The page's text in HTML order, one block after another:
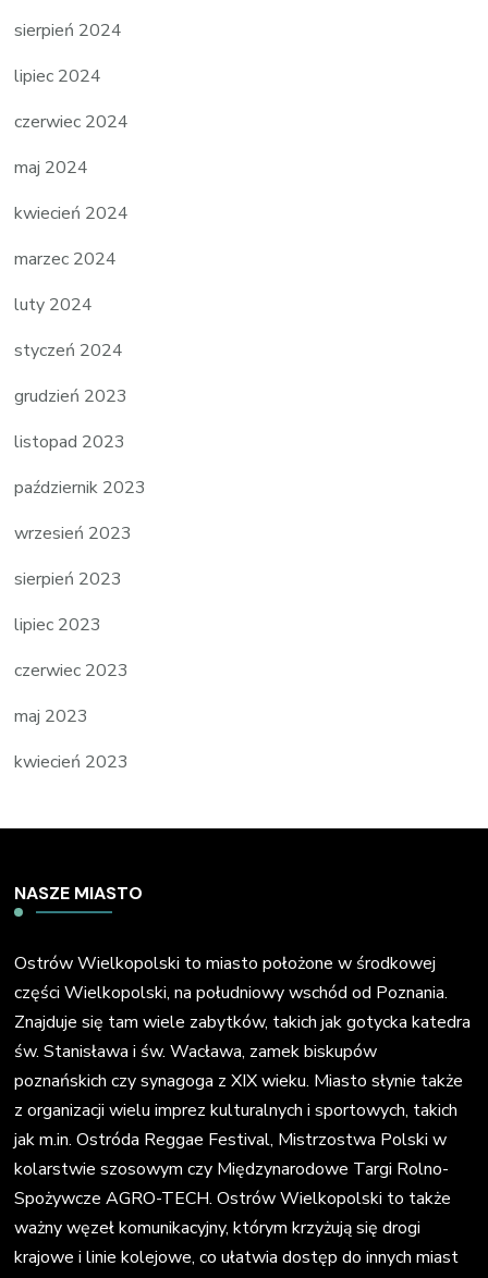
sierpień 2024
lipiec 2024
czerwiec 2024
maj 2024
kwiecień 2024
marzec 2024
luty 2024
styczeń 2024
grudzień 2023
listopad 2023
październik 2023
wrzesień 2023
sierpień 2023
lipiec 2023
czerwiec 2023
maj 2023
kwiecień 2023
NASZE MIASTO
Ostrów Wielkopolski to miasto położone w środkowej
części Wielkopolski, na południowy wschód od Poznania.
Znajduje się tam wiele zabytków, takich jak gotycka katedra
św. Stanisława i św. Wacława, zamek biskupów
poznańskich czy synagoga z XIX wieku. Miasto słynie także
z organizacji wielu imprez kulturalnych i sportowych, takich
jak m.in. Ostróda Reggae Festival, Mistrzostwa Polski w
kolarstwie szosowym czy Międzynarodowe Targi Rolno-
Spożywcze AGRO-TECH. Ostrów Wielkopolski to także
ważny węzeł komunikacyjny, którym krzyżują się drogi
krajowe i linie kolejowe, co ułatwia dostęp do innych miast